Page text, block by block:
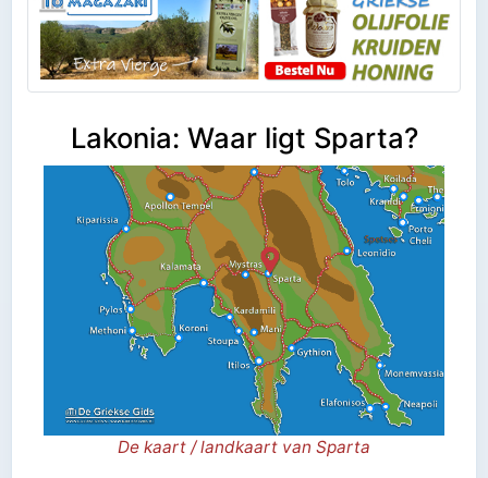
Lakonia: Waar ligt Sparta?
De kaart / landkaart van Sparta